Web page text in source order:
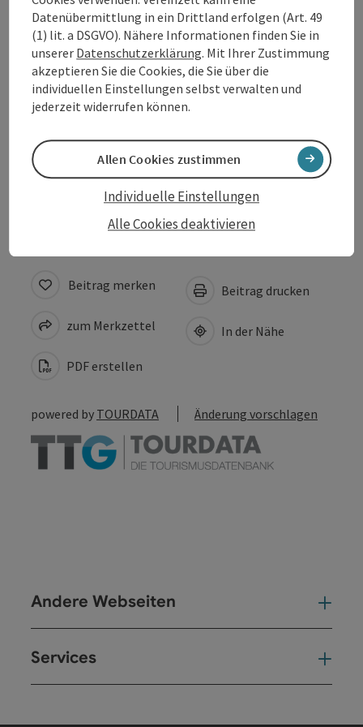
Öffnungszeiten
Anreise/Lage
Eignung
Barrierefreiheit
Beitrag merken
zum Merkzettel
PDF erstellen
Beitrag drucken
In der Nähe
powered by TOURDATA Änderung vorschlagen
Andere Webseiten
Services
Datenübermittlung in ein Drittland erfolgen (Art. 49
(1) lit. a DSGVO). Nähere Informationen finden Sie in
unserer Datenschutzerklärung. Mit Ihrer Zustimmung
akzeptieren Sie die Cookies, die Sie über die
individuellen Einstellungen selbst verwalten und
jederzeit widerrufen können.
Alle Cookies deaktivieren
Individuelle Einstellungen
Allen Cookies zustimmen